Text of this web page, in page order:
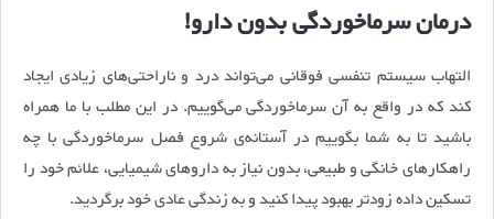
درمان سرماخوردگی‌ بدون دارو!
التهاب سیستم تنفسی فوقانی می‌تواند درد و ناراحتی‌های زیادی ایجاد
کند که در واقع به آن سرماخوردگی می‌گوییم. در این مطلب با ما همراه
باشید تا به شما بگوییم در آستانه‌ی شروع فصل سرماخوردگی با چه
راهکار‌های خانگی و طبیعی، بدون نیاز به دارو‌های شیمیایی، علائم خود را
تسکین داده زودتر بهبود پیدا کنید و به زندگی عادی خود برگردید.